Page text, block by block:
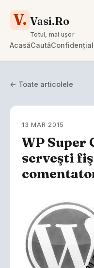
V. Vasi.Ro
Totul, mai ușor
AcasăCaută
← Toate articolele
13 MAR 2015
WP Super
serveşti